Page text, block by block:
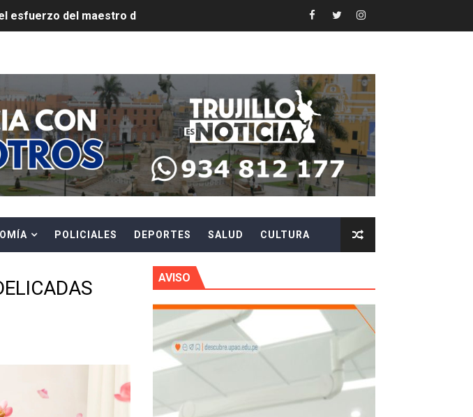
del maestro de obra en beneficios para toda su familia
privada y medidas contra fenómeno El Niño
RECOMENDACIONES PARA EVITAR ROBOS Y ESTAFAS
EN DESUSO Y EXHORTA A LA CIUDADANÍA A REPORTARLOS
DÍA EN SU RECIBO Y PARTICIPAR EN EL SORTEO DE HIDRANDINA
Orgullo Emprendedor con más de S/180,000 en premios
con el servicio móvil en primer semestre de 2026
fueron sobre el servicio móvil en el primer semestre de 2026
"POR LA PACIFICACIÓN DE LA LIBERTAD"
DEL PROGRAMA “APRENDIENDO CON ENERGÍA” DE HIDRANDINA
telefonía, internet o televisión de paga mientras no estés en casa
POLICIALES DEPORTES SALUD CULTURA
AVISO